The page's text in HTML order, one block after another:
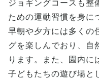
ジョギングコースも整
ための運動習慣を身に
早朝や夕方には多くの
グを楽しんでおり、自
ります。また、園内に
子どもたちの遊び場と